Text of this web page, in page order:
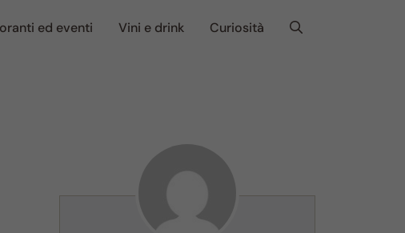
ed eventi Vini e drink Curiosità